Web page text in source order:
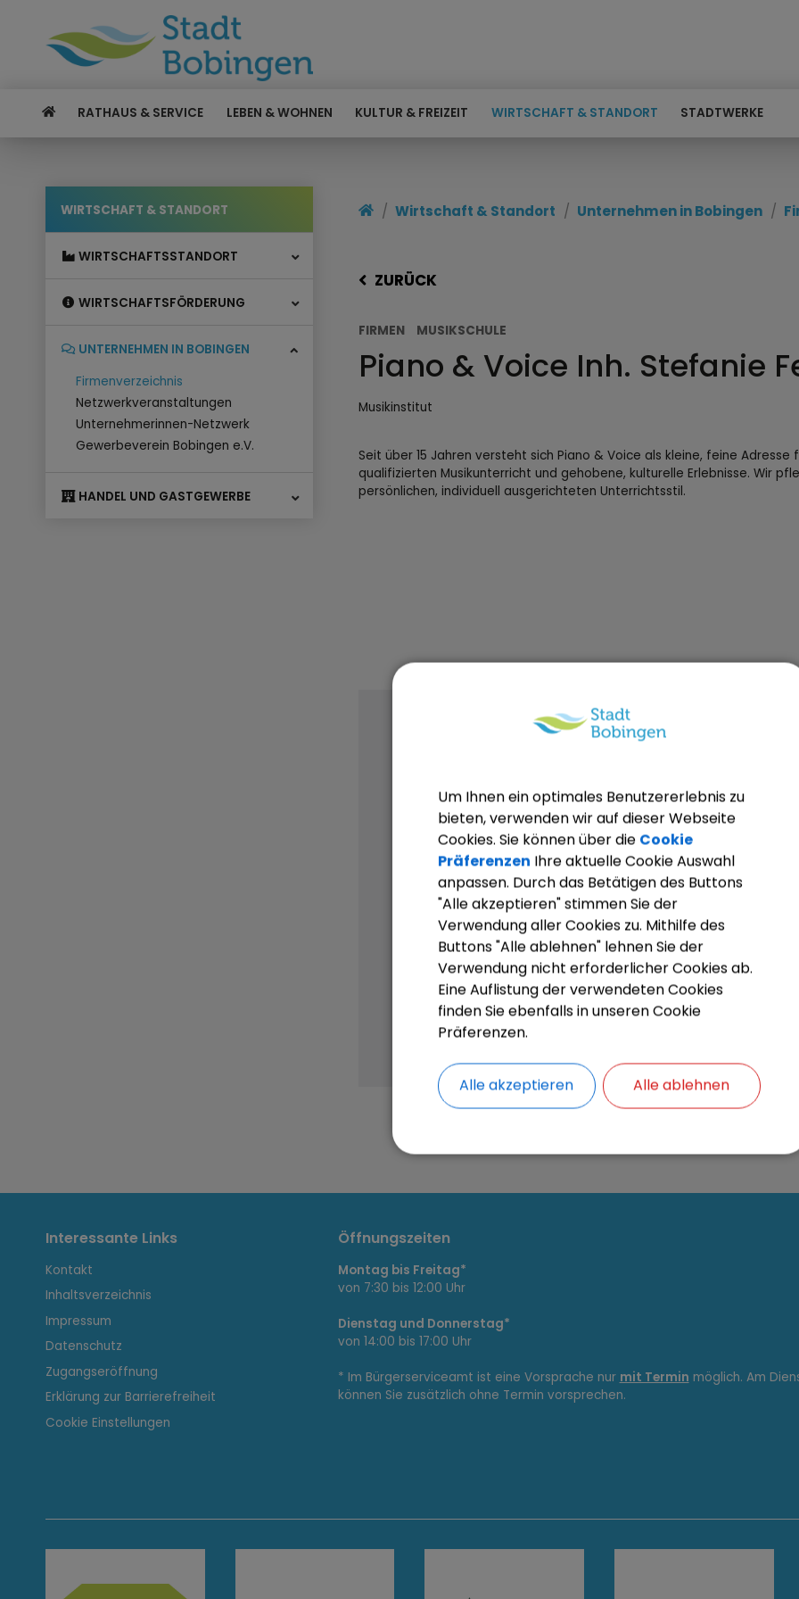
RATHAUS & SERVICE LEBEN & WOHNEN KULTUR & FREIZEIT WIRTSCHAFT & STANDORT STADTWERKE
WIRTSCHAFT & STANDORT
WIRTSCHAFTSSTANDORT
WIRTSCHAFTSFÖRDERUNG
UNTERNEHMEN IN BOBINGEN
Firmenverzeichnis
Netzwerkveranstaltungen
Unternehmerinnen-Netzwerk
Gewerbeverein Bobingen e.V.
HANDEL UND GASTGEWERBE
Wirtschaft & Standort Unternehmen in Bobingen
ZURÜCK
FIRMEN MUSIKSCHULE
Piano & Voice Inh. Stefanie
Musikinstitut
Seit über 15 Jahren versteht sich Piano & Voice als kleine, feine Adresse
qualifizierten Musikunterricht und gehobene, kulturelle Erlebnisse. Wir
persönlichen, individuell ausgerichteten Unterrichtsstil.
OpenStreetMap wird
Bitte aktivieren Sie "OpenStreetMap" in
Cookies
I
n
t
e
r
Interessante Links
Kontakt
Inhaltsverzeichnis
Impressum
Datenschutz
Zugangseröffnung
Erklärung zur Barrierefreiheit
Cookie Einstellungen
Öffnungszeiten
Montag bis Freitag*
von 7:30 bis 12:00 Uhr
Dienstag und Donnerstag*
von 14:00 bis 17:00 Uhr
* Im Bürgerserviceamt ist eine Vorsprache nur mit Termin möglich. Am
können Sie zusätzlich ohne Termin vorsprechen.
Um Ihnen ein optimales Benutzererlebnis zu
bieten, verwenden wir auf dieser Webseite
Cookies. Sie können über die Cookie
Präferenzen Ihre aktuelle Cookie Auswahl
anpassen. Durch das Betätigen des Buttons
"Alle akzeptieren" stimmen Sie der
Verwendung aller Cookies zu. Mithilfe des
Buttons "Alle ablehnen" lehnen Sie der
Verwendung nicht erforderlicher Cookies ab.
Eine Auflistung der verwendeten Cookies
finden Sie ebenfalls in unseren Cookie
Präferenzen.
Alle akzeptieren Alle ablehnen